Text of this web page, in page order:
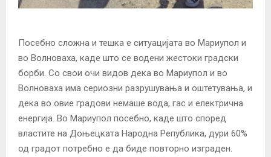
Посебно сложна и тешка е ситуацијата во Мариупол и
во Волноваха, каде што се водени жестоки градски
борби. Со свои очи видов дека во Мариупол и во
Волноваха има сериозни разрушувања и оштетувања, и
дека во овие градови немаше вода, гас и електрична
енергија. Во Мариупол посебно, каде што според
властите на Доњецката Народна Република, дури 60%
од градот потребно е да биде повторно изграден.